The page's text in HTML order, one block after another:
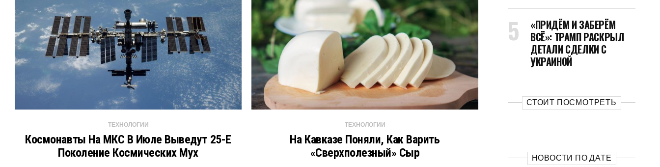
ТЕХНОЛОГИИ
Космонавты На МКС В Июле Выведут 25-Е
Поколение Космических Мух
ТЕХНОЛОГИИ
На Кавказе Поняли, Как Варить
«сверхполезный» Сыр
«ПРИДЁМ И ЗАБЕРЁМ
ВСЁ»: ТРАМП РАСКРЫЛ
ДЕТАЛИ СДЕЛКИ С
УКРАИНОЙ
СТОИТ ПОСМОТРЕТЬ
НОВОСТИ ПО ДАТЕ